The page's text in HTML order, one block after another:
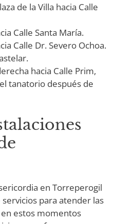
de la Villa hacia Calle
Calle Santa María.
Calle Dr. Severo Ochoa.
hacia Calle Prim,
tanatorio después de
en Torreperogil
para atender las
estos momentos